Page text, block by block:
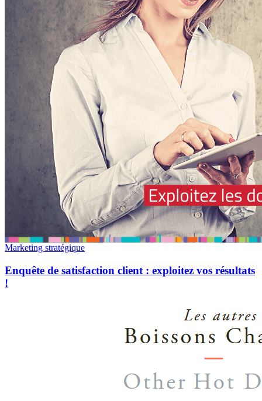
Marketing stratégique
Enquête de satisfaction client : exploitez vos résultats
!